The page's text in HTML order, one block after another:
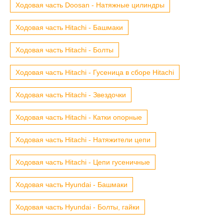
Ходовая часть Doosan - Натяжные цилиндры
Ходовая часть Hitachi - Башмаки
Ходовая часть Hitachi - Болты
Ходовая часть Hitachi - Гусеница в сборе Hitachi
Ходовая часть Hitachi - Звездочки
Ходовая часть Hitachi - Катки опорные
Ходовая часть Hitachi - Натяжители цепи
Ходовая часть Hitachi - Цепи гусеничные
Ходовая часть Hyundai - Башмаки
Ходовая часть Hyundai - Болты, гайки